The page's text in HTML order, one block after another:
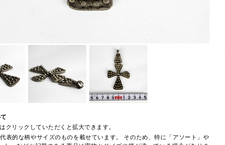
クリックしていただくと拡大できます。
表的な柄やサイズのものを載せています。 そのため、特に「アソート」や